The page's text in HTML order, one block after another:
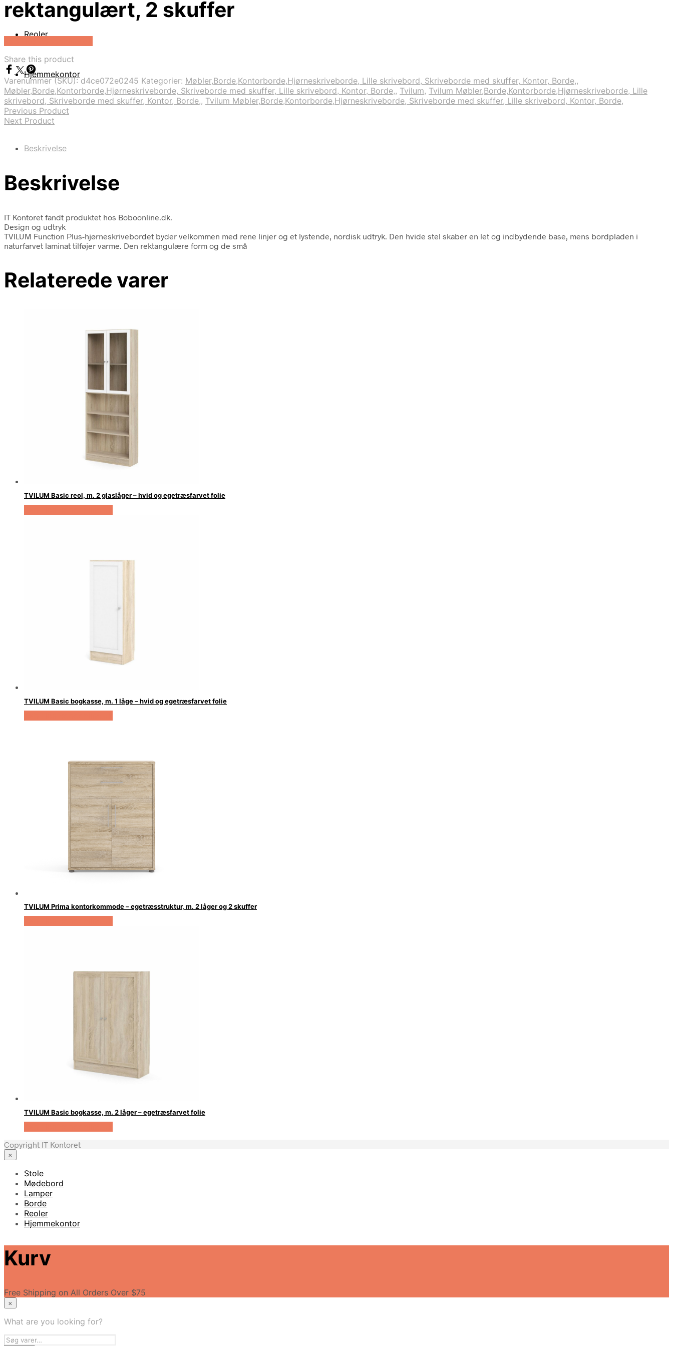
Reoler
Hjemmekontor
rektangulært, 2 skuffer
Share this product
Varenummer (SKU):d4ce072e0245 Kategorier: Møbler,Borde,Kontorborde,Hjørneskriveborde, Lille skrivebord, Skriveborde med skuffer, Kontor, Borde,,
Møbler,Borde,Kontorborde,Hjørneskriveborde, Skriveborde med skuffer, Lille skrivebord, Kontor, Borde,, Tvilum, Tvilum Møbler,Borde,Kontorborde,Hjørneskriveborde, Lille
skrivebord, Skriveborde med skuffer, Kontor, Borde,, Tvilum Møbler,Borde,Kontorborde,Hjørneskriveborde, Skriveborde med skuffer, Lille skrivebord, Kontor, Borde,
Previous Product
Next Product
Beskrivelse
Beskrivelse
IT Kontoret fandt produktet hos Boboonline.dk.
Design og udtryk
TVILUM Function Plus-hjørneskrivebordet byder velkommen med rene linjer og et lystende, nordisk udtryk. Den hvide stel skaber en let og indbydende base, mens bordpladen i
naturfarvet laminat tilføjer varme. Den rektangulære form og de små
Relaterede varer
TVILUM Basic reol, m. 2 glaslåger – hvid og egetræsfarvet folie
TVILUM Basic bogkasse, m. 1 låge – hvid og egetræsfarvet folie
TVILUM Prima kontorkommode – egetræsstruktur, m. 2 låger og 2 skuffer
TVILUM Basic bogkasse, m. 2 låger – egetræsfarvet folie
Copyright IT Kontoret
×
Stole
Mødebord
Lamper
Borde
Reoler
Hjemmekontor
Kurv
Free Shipping on All Orders Over $75
×
What are you looking for?